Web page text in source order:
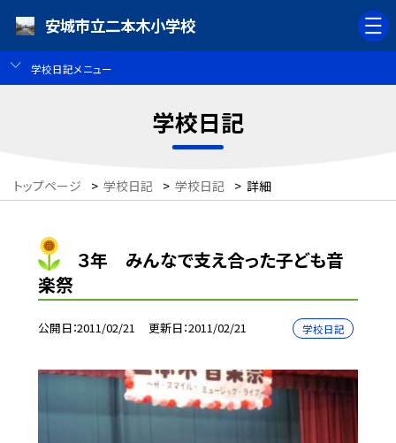
安城市立二本木小学校
学校日記メニュー
学校日記
トップページ > 学校日記 > 学校日記 > 詳細
３年 みんなで支え合った子ども音
楽祭
公開日 2011/02/21 更新日 2011/02/21 学校日記